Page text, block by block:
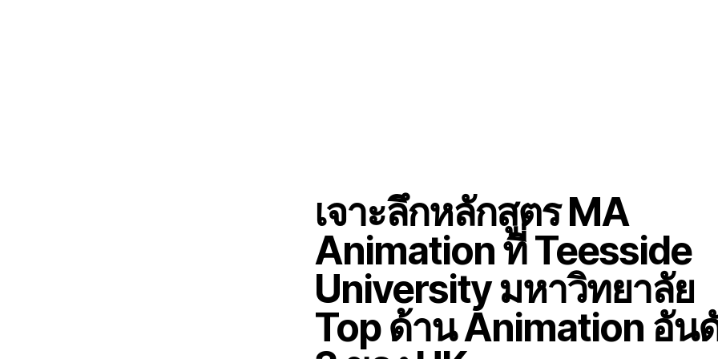
เจาะลึกหลักสูตร MA
Animation ที่ Teesside
University มหาวิทยาลัย
Top ด้าน Animation อัน